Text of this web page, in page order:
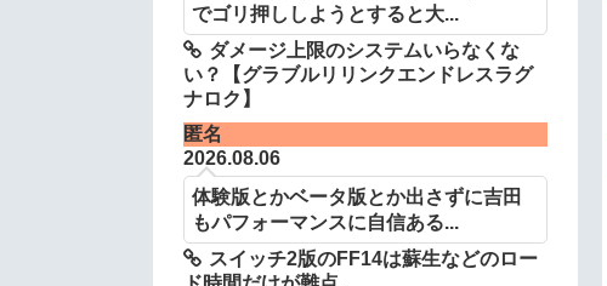
でゴリ押ししようとすると大...
ダメージ上限のシステムいらなくな
い？【グラブルリリンクエンドレスラグ
ナロク】
匿名
2026.08.06
体験版とかベータ版とか出さずに吉田
もパフォーマンスに自信ある...
スイッチ2版のFF14は蘇生などのロー